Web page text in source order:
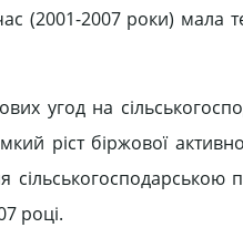
(2001-2007 роки) мала
угод на
ріст біржової
році.